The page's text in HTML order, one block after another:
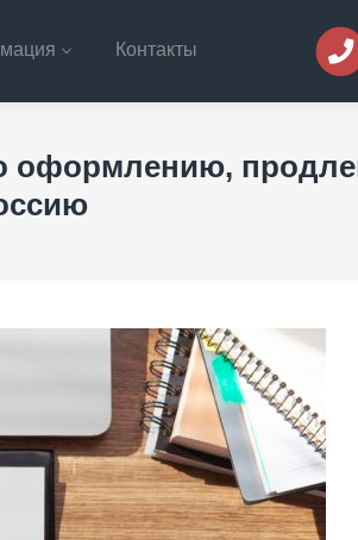
Контакты
оформлению,